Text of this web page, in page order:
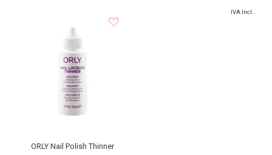
ORLY Nail Polish Thinner
IVA Incl.